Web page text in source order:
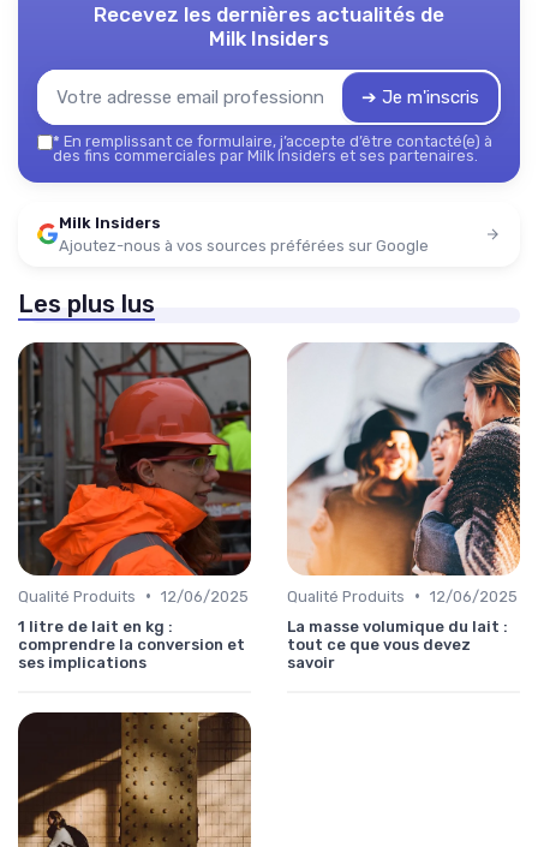
Recevez les dernières actualités de
Milk Insiders
➔ Je m'inscris
* En remplissant ce formulaire, j’accepte d’être contacté(e) à
des fins commerciales par Milk Insiders et ses partenaires.
Milk Insiders
Ajoutez-nous à vos sources préférées sur Google
Les plus lus
Qualité Produits • 12/06/2025
1 litre de lait en kg :
comprendre la conversion et
ses implications
Qualité Produits • 12/06/2025
La masse volumique du lait :
tout ce que vous devez
savoir